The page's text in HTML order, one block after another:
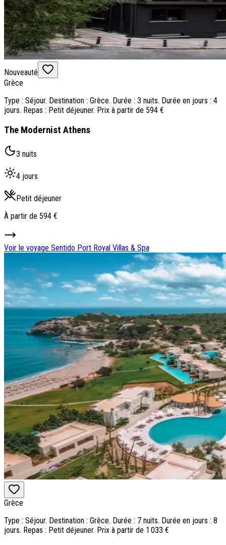
Nouveauté
Grèce
Type : Séjour. Destination : Grèce. Durée : 3 nuits. Durée en jours : 4
jours. Repas : Petit déjeuner. Prix à partir de 594 €
The Modernist Athens
3 nuits
4 jours
Petit déjeuner
À partir de 594 €
Voir le voyage Sentido Port Royal Villas & Spa
Grèce
Type : Séjour. Destination : Grèce. Durée : 7 nuits. Durée en jours : 8
jours. Repas : Petit déjeuner. Prix à partir de 1 033 €